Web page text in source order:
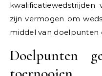
zijn vermogen om
middel van doelpunten
Doelpunten